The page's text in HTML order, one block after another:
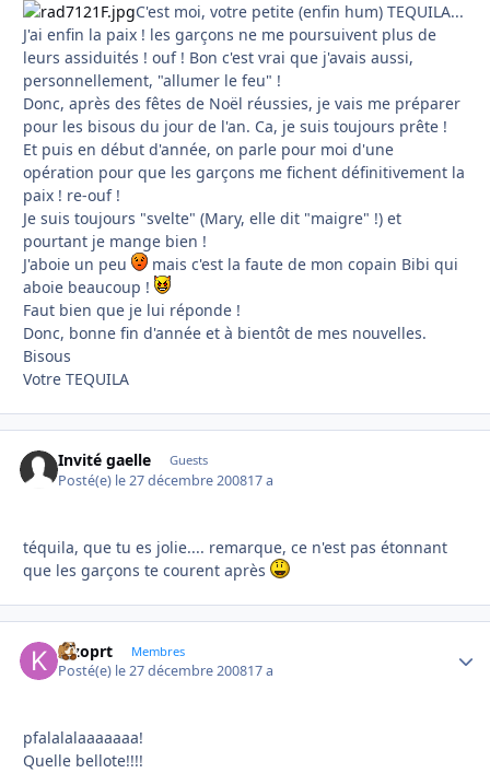
C'est moi, votre petite (enfin hum) TEQUILA...
J'ai enfin la paix ! les garçons ne me poursuivent plus de
leurs assiduités ! ouf ! Bon c'est vrai que j'avais aussi,
personnellement, "allumer le feu" !
Donc, après des fêtes de Noël réussies, je vais me préparer
pour les bisous du jour de l'an. Ca, je suis toujours prête !
Et puis en début d'année, on parle pour moi d'une
opération pour que les garçons me fichent définitivement la
paix ! re-ouf !
Je suis toujours "svelte" (Mary, elle dit "maigre" !) et
pourtant je mange bien !
J'aboie un peu
mais c'est la faute de mon copain Bibi qui
aboie beaucoup !
Faut bien que je lui réponde !
Donc, bonne fin d'année et à bientôt de mes nouvelles.
Bisous
Votre TEQUILA
Invité gaelle Guests
Posté(e) le 27 décembre 200817 a
téquila, que tu es jolie.... remarque, ce n'est pas étonnant
que les garçons te courent après
kizoprt Membres
Posté(e) le 27 décembre 200817 a
pfalalalaaaaaaa!
Quelle bellote!!!!